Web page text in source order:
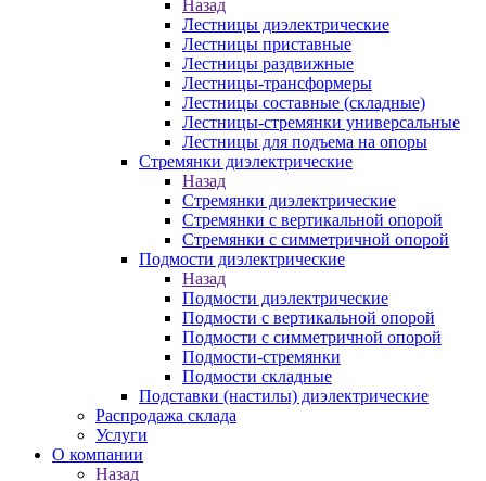
Назад
Лестницы диэлектрические
Лестницы приставные
Лестницы раздвижные
Лестницы-трансформеры
Лестницы составные (складные)
Лестницы-стремянки универсальные
Лестницы для подъема на опоры
Стремянки диэлектрические
Назад
Стремянки диэлектрические
Стремянки с вертикальной опорой
Стремянки с симметричной опорой
Подмости диэлектрические
Назад
Подмости диэлектрические
Подмости с вертикальной опорой
Подмости с симметричной опорой
Подмости-стремянки
Подмости складные
Подставки (настилы) диэлектрические
Распродажа склада
Услуги
О компании
Назад